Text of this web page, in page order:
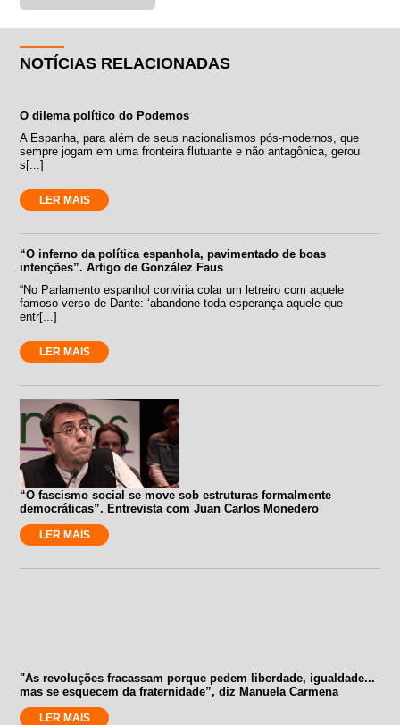
NOTÍCIAS RELACIONADAS
O dilema político do Podemos
A Espanha, para além de seus nacionalismos pós-modernos, que
sempre jogam em uma fronteira flutuante e não antagônica, gerou
s[...]
LER MAIS
“O inferno da política espanhola, pavimentado de boas
intenções”. Artigo de González Faus
“No Parlamento espanhol conviria colar um letreiro com aquele
famoso verso de Dante: ‘abandone toda esperança aquele que
entr[...]
LER MAIS
“O fascismo social se move sob estruturas formalmente
democráticas”. Entrevista com Juan Carlos Monedero
LER MAIS
"As revoluções fracassam porque pedem liberdade, igualdade...
mas se esquecem da fraternidade”, diz Manuela Carmena
LER MAIS